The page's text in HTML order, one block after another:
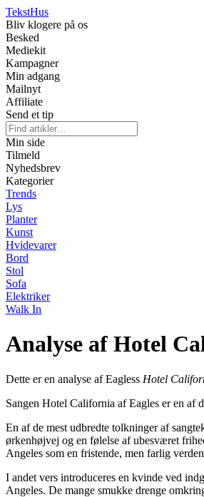
TekstHus
Bliv klogere på os
Besked
Mediekit
Kampagner
Min adgang
Mailnyt
Affiliate
Send et tip
Min side
Tilmeld
Nyhedsbrev
Kategorier
Trends
Lys
Planter
Kunst
Hvidevarer
Bord
Stol
Sofa
Elektriker
Walk In
Analyse af Hotel
Dette er en analyse af Eagless Hotel
Sangen Hotel California af Eagles er en
En af de mest udbredte tolkninger af
ørkenhøjvej og en følelse af ubesværet
Angeles som en fristende, men farlig
I andet vers introduceres en kvinde ved
Angeles. De mange smukke drenge